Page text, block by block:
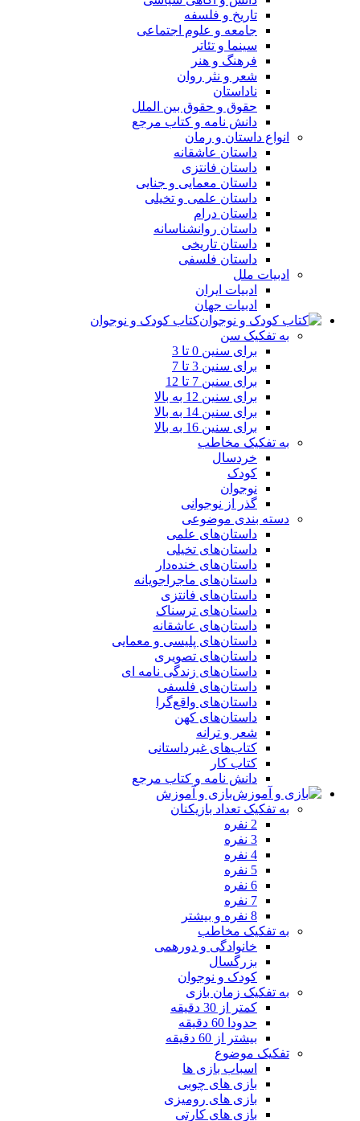
تاریخ و فلسفه
جامعه و علوم اجتماعی
سینما و تئاتر
فرهنگ و هنر
شعر و نثر روان
ناداستان
حقوق و حقوق بین الملل
دانش نامه و کتاب مرجع
انواع داستان و رمان
داستان عاشقانه
داستان فانتزی
داستان معمایی و جنایی
داستان علمی و تخیلی
داستان درام
داستان روانشناسانه
داستان تاریخی
داستان فلسفی
ادبیات ملل
ادبیات ایران
ادبیات جهان
کتاب کودک و نوجوان
به تفکیک سن
برای سنین 0 تا 3
برای سنین 3 تا 7
برای سنین 7 تا 12
برای سنین 12 به بالا
برای سنین 14 به بالا
برای سنین 16 به بالا
به تفکیک مخاطب
خردسال
کودک
نوجوان
گذر از نوجوانی
دسته بندی موضوعی
داستان‌های علمی‌
داستان‌های تخیلی
داستان‌های خنده‌دار
داستان‌های ماجراجویانه
داستان‌های فانتزی
داستان‌های ترسناک
داستان‌های عاشقانه
داستان‌های پلیسی و معمایی
داستان‌های تصویری
داستان‌های زندگی‌ نامه‌ ای
داستان‌های فلسفی
داستان‌های واقع‌گرا
داستان‌های کهن
شعر و ترانه
کتاب‌های غیرداستانی
کتاب کار
دانش نامه و کتاب مرجع
بازی و آموزش
به تفکیک تعداد بازیکنان
2 نفره
3 نفره
4 نفره
5 نفره
6 نفره
7 نفره
8 نفره و بیشتر
به تفکیک مخاطب
خانوادگی و دورهمی
بزرگسال
کودک و نوجوان
به تفکیک زمان بازی
کمتر از 30 دقیقه
حدودا 60 دقیقه
بیشتر از 60 دقیقه
تفکیک موضوع
اسباب بازی ها
بازی های چوبی
بازی های رومیزی
بازی های کارتی